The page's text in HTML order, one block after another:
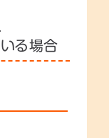
る場合